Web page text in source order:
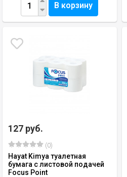
В корзину
127 руб.
(0)
Hayat Kimya туалетная
бумага с листовой подачей
Focus Point